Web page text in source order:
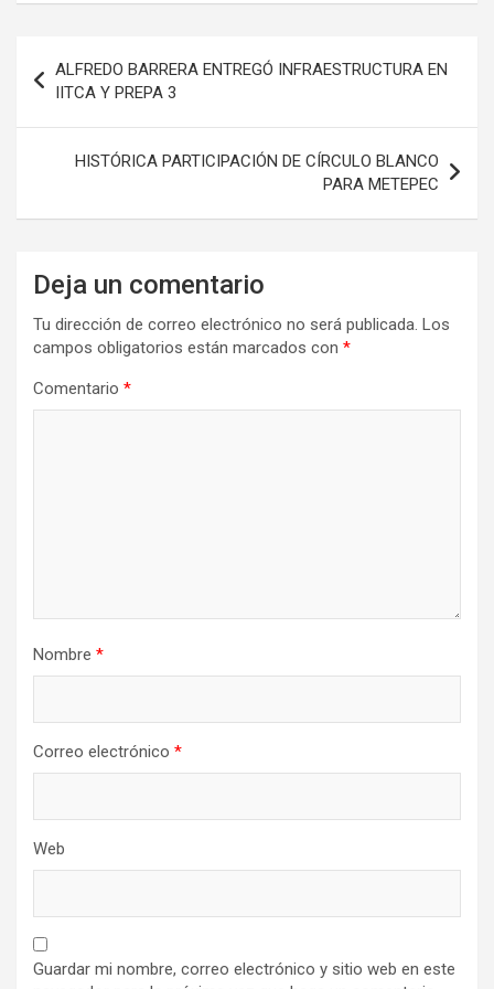
de
entradas
ALFREDO BARRERA ENTREGÓ INFRAESTRUCTURA EN
IITCA Y PREPA 3
HISTÓRICA PARTICIPACIÓN DE CÍRCULO BLANCO
PARA METEPEC
Deja un comentario
Tu dirección de correo electrónico no será publicada. Los
campos obligatorios están marcados con *
Comentario *
Nombre *
Correo electrónico *
Web
Guardar mi nombre, correo electrónico y sitio web en este